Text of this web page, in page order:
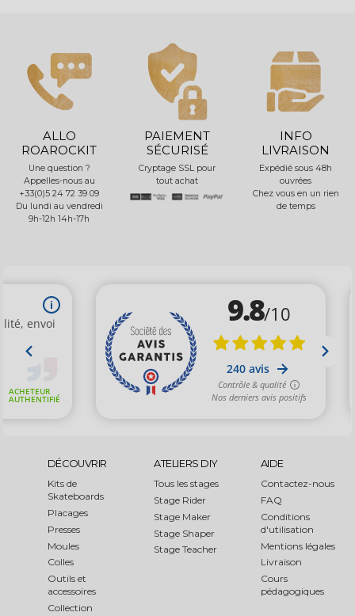
ALLO
ROAROCKIT
Une question ?
Appelles-nous au
+33(0)5 24 72 39 09
Du lundi au vendredi
9h-12h 14h-17h
PAIEMENT
SÉCURISÉ
Cryptage SSL pour
tout achat
INFO
LIVRAISON
Expédié sous 48h
ouvrées
Chez vous en un rien
de temps
DÉCOUVRIR
Kits de
Skateboards
Placages
Presses
Moules
Colles
Outils et
accessoires
Collection
ATELIERS DIY
Tous les stages
Stage Rider
Stage Maker
Stage Shaper
Stage Teacher
AIDE
Contactez-nous
FAQ
Conditions
d'utilisation
Mentions légales
Livraison
Cours
pédagogiques